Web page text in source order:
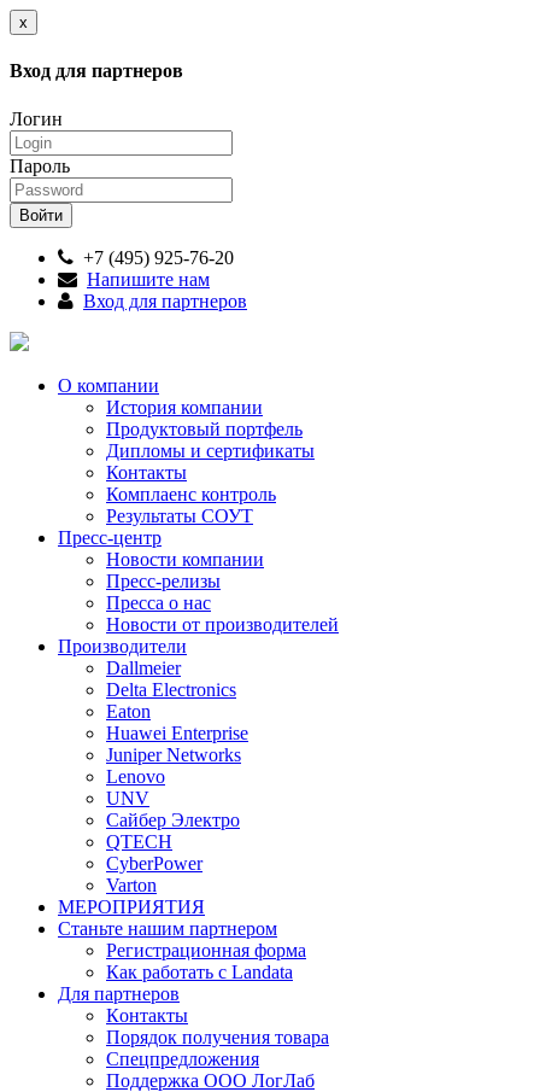
x
Вход для партнеров
Логин
Пароль
+7 (495) 925-76-20
Напишите нам
Вход для партнеров
О компании
История компании
Продуктовый портфель
Дипломы и сертификаты
Контакты
Комплаенс контроль
Результаты СОУТ
Пресс-центр
Новости компании
Пресс-релизы
Пресса о нас
Новости от производителей
Производители
Dallmeier
Delta Electronics
Eaton
Huawei Enterprise
Juniper Networks
Lenovo
UNV
Сайбер Электро
QTECH
CyberPower
Varton
МЕРОПРИЯТИЯ
Станьте нашим партнером
Регистрационная форма
Как работать с Landata
Для партнеров
Кoнтaкты
Порядок получения товара
Спецпредложения
Поддержка ООО ЛогЛаб